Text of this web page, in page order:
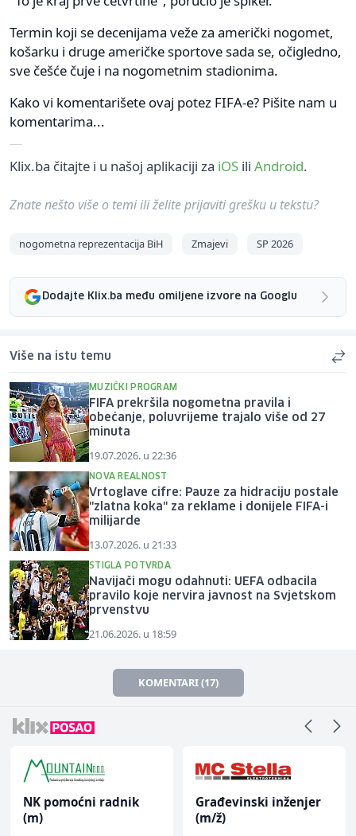
Termin koji se decenijama veže za američki nogomet,
košarku i druge američke sportove sada se, očigledno,
sve češće čuje i na nogometnim stadionima.
Kako vi komentarišete ovaj potez FIFA-e? Pišite nam u
komentarima...
Klix.ba čitajte i u našoj aplikaciji za iOS ili Android.
Znate nešto više o temi ili želite prijaviti grešku u tekstu?
nogometna reprezentacija BiH Zmajevi SP 2026
Dodajte Klix.ba među omiljene izvore na Googlu
Više na istu temu
MUZIČKI PROGRAM
FIFA prekršila nogometna pravila i
obećanje, poluvrijeme trajalo više od 27
minuta
19.07.2026. u 22:36
NOVA REALNOST
Vrtoglave cifre: Pauze za hidraciju postale
"zlatna koka" za reklame i donijele FIFA-i
milijarde
13.07.2026. u 21:33
STIGLA POTVRDA
Navijači mogu odahnuti: UEFA odbacila
pravilo koje nervira javnost na Svjetskom
prvenstvu
21.06.2026. u 18:59
KOMENTARI (17)
NK pomoćni radnik
(m)
Građevinski inženjer
(m/ž)